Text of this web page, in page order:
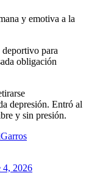
y emotiva a la
para
obligación
depresión. Entró al
y sin presión.
4, 2026